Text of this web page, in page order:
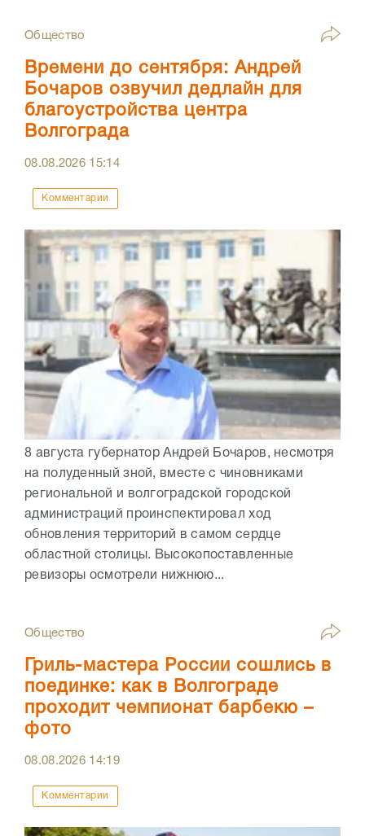
Общество
Времени до сентября: Андрей
Бочаров озвучил дедлайн для
благоустройства центра
Волгограда
08.08.2026 15:14
Комментарии
8 августа губернатор Андрей Бочаров, несмотря
на полуденный зной, вместе с чиновниками
региональной и волгоградской городской
администраций проинспектировал ход
обновления территорий в самом сердце
областной столицы. Высокопоставленные
ревизоры осмотрели нижнюю...
Общество
Гриль-мастера России сошлись в
поединке: как в Волгограде
проходит чемпионат барбекю –
фото
08.08.2026 14:19
Комментарии